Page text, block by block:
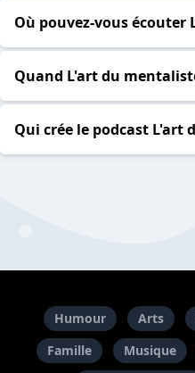
Où pouvez-vous écouter
Quand L'art du
Qui crée le podcast L'art
Humour Arts
Famille
Musique